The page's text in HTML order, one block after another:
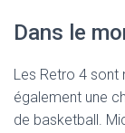
Dans le
Les Retro 4 sont
également une
de basketball.